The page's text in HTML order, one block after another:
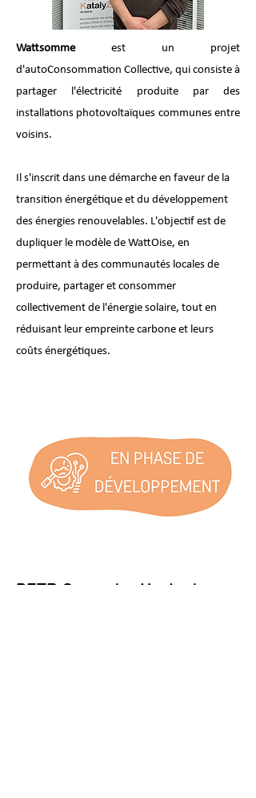
Wattsommeest un projet
d'autoConsommation Collective, qui consiste à
partager l'électricité produite par des
installations photovoltaïques communes entre
voisins.
Il s'inscrit dans une démarche en faveur de la
transition énergétique et du développement
des énergies renouvelables. L'objectif est de
dupliquer le modèle de WattOise, en
permettant à des communautés locales de
produire, partager et consommer
collectivement de l'énergie solaire, tout en
réduisant leur empreinte carbone et leurs
coûts énergétiques.
PETR Coeur des Hauts-de-